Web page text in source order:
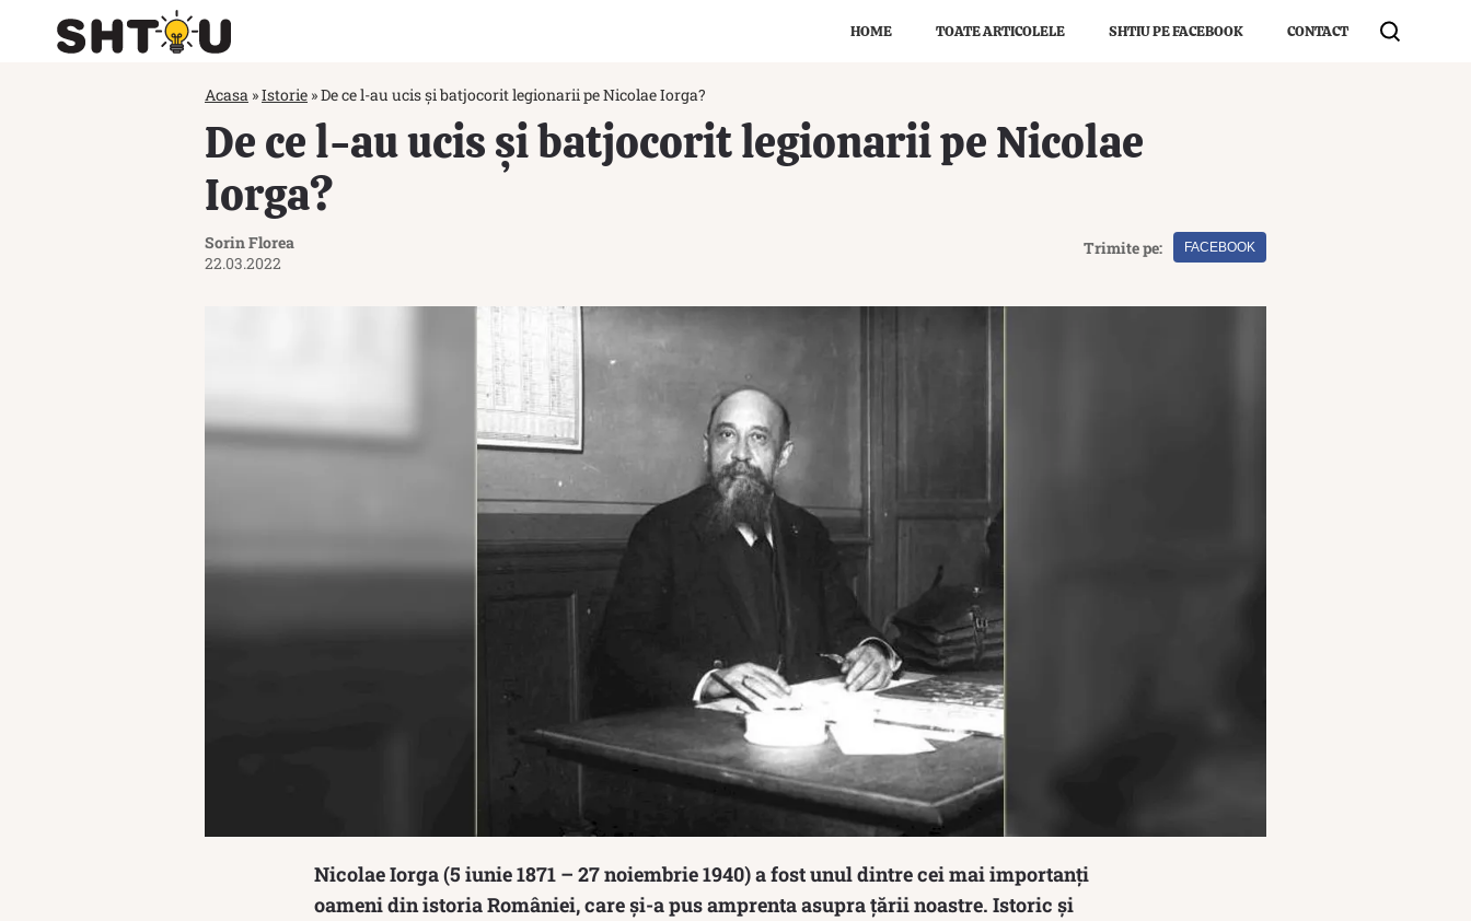
HOME TOATE ARTICOLELE SHTIU PE FACEBOOK CONTACT
Acasa »Istorie »De ce l-au ucis și batjocorit legionarii pe Nicolae Iorga?
De ce l-au ucis și batjocorit legionarii pe Nicolae
Iorga?
Sorin Florea
22.03.2022
Trimite pe: FACEBOOK
Nicolae Iorga (5 iunie 1871 – 27 noiembrie 1940) a fost unul dintre cei mai importanți
oameni din istoria României, care și-a pus amprenta asupra țării noastre. Istoric și